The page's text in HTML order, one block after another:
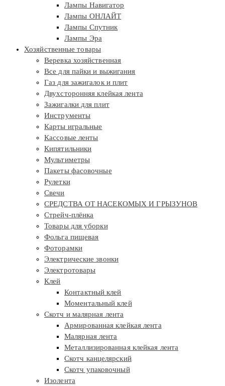
Лампы Навигатор
Лампы ОНЛАЙТ
Лампы Спутник
Лампы Эра
Хозяйственные товары
Веревка хозяйственная
Все для пайки и выжигания
Газ для зажигалок и плит
Двухсторонняя клейкая лента
Зажигалки для плит
Инструменты
Карты игральные
Кассовые ленты
Кипятильники
Мультиметры
Пакеты фасовочные
Рулетки
Свечи
СРЕДСТВА ОТ НАСЕКОМЫХ И ГРЫЗУНОВ
Стрейч-плёнка
Товары для уборки
Фольга пищевая
Фоторамки
Электрические звонки
Электротовары
Клей
Контактный клей
Моментальный клей
Скотч и малярная лента
Армированная клейкая лента
Малярная лента
Металлизированная клейкая лента
Скотч канцелярский
Скотч упаковочный
Изолента